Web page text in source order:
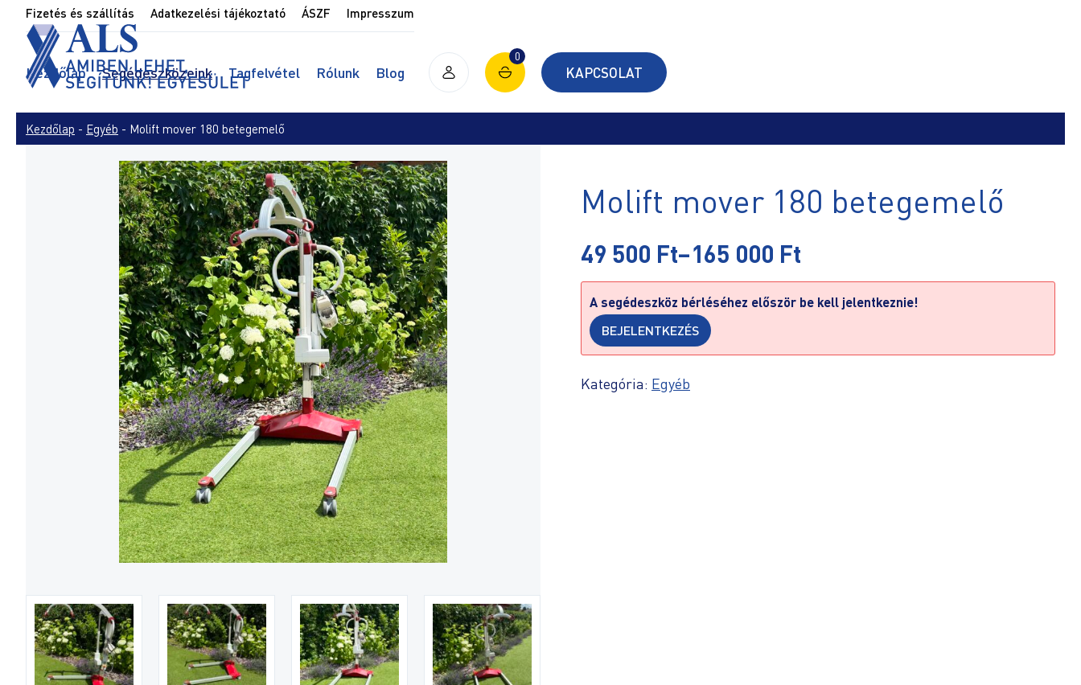
Fizetés és szállítás Adatkezelési tájékoztató ÁSZF Impresszum
Kezdőlap Segédeszközeink Tagfelvétel Rólunk Blog
0
KAPCSOLAT
Kezdőlap - Egyéb - Molift mover 180 betegemelő
Molift mover 180 betegemelő
49 500 Ft–165 000 Ft
A segédeszköz bérléséhez először be kell jelentkeznie!
BEJELENTKEZÉS
Kategória: Egyéb